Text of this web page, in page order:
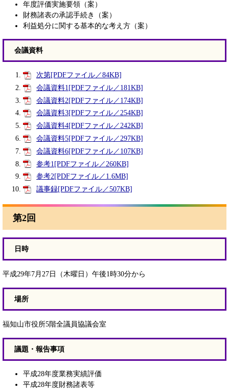
年度評価実施要領（案）
財務諸表の承認手続き（案）
利益処分に関する基本的な考え方（案）
会議資料
次第[PDFファイル／84KB]
会議資料1[PDFファイル／181KB]
会議資料2[PDFファイル／174KB]
会議資料3[PDFファイル／254KB]
会議資料4[PDFファイル／242KB]
会議資料5[PDFファイル／297KB]
会議資料6[PDFファイル／107KB]
参考1[PDFファイル／260KB]
参考2[PDFファイル／1.6MB]
議事録[PDFファイル／507KB]
第2回
日時
平成29年7月27日（木曜日）午後1時30分から
場所
福知山市役所5階全議員協議会室
議題・報告事項
平成28年度業務実績評価
平成28年度財務諸表等